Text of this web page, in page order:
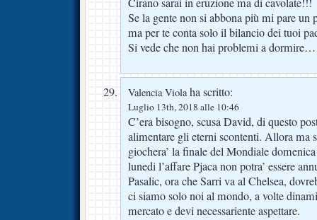
Se la gente non si abbona più mi pare
ma per te conta solo il bilancio dei tuoi
Si vede che non hai problemi a
Valencia Violaha scritto:
Luglio 13th, 2018 alle 10:46
C’era bisogno, scusa David, di questo
alimentare gli eterni scontenti. Allora ma
giochera’ la finale del Mondiale
lunedi l’affare Pjaca non potra’ essere
Pasalic, ora che Sarri va al Chelsea,
ci siamo solo noi al mondo, a volte
mercato e devi necessariente aspettare.